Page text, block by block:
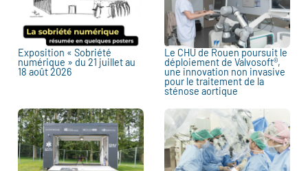
Exposition « Sobriété
numérique » du 21 juillet au
18 août 2026
Le CHU de Rouen poursuit le
déploiement de Valvosoft®,
une innovation non invasive
pour le traitement de la
sténose aortique